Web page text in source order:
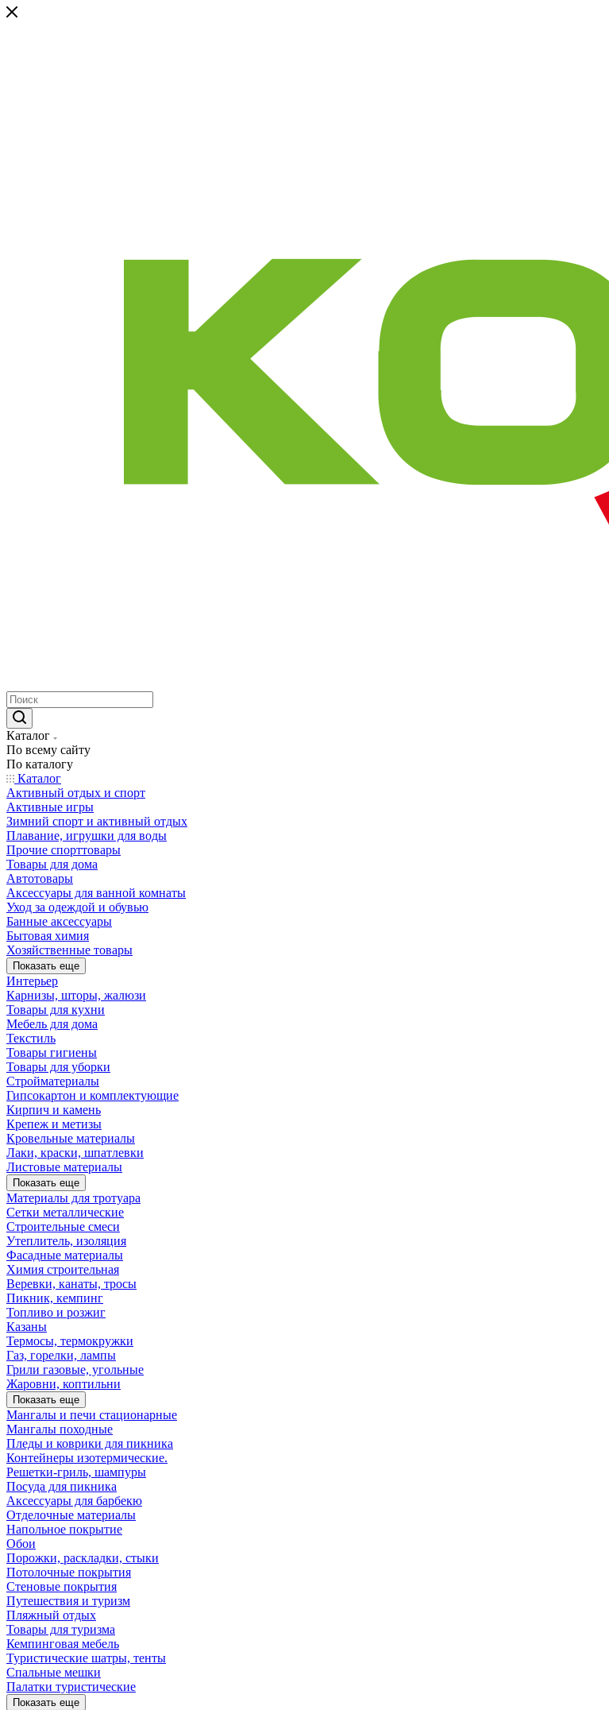
Каталог
По всему сайту
По каталогу
Каталог
Активный отдых и спорт
Активные игры
Зимний спорт и активный отдых
Плавание, игрушки для воды
Прочие спорттовары
Товары для дома
Автотовары
Аксессуары для ванной комнаты
Уход за одеждой и обувью
Банные аксессуары
Бытовая химия
Хозяйственные товары
Показать еще
Интерьер
Карнизы, шторы, жалюзи
Товары для кухни
Мебель для дома
Текстиль
Товары гигиены
Товары для уборки
Стройматериалы
Гипсокартон и комплектующие
Кирпич и камень
Крепеж и метизы
Кровельные материалы
Лаки, краски, шпатлевки
Листовые материалы
Показать еще
Материалы для тротуара
Сетки металлические
Строительные смеси
Утеплитель, изоляция
Фасадные материалы
Химия строительная
Веревки, канаты, тросы
Пикник, кемпинг
Топливо и розжиг
Казаны
Термосы, термокружки
Газ, горелки, лампы
Грили газовые, угольные
Жаровни, коптильни
Показать еще
Мангалы и печи стационарные
Мангалы походные
Пледы и коврики для пикника
Контейнеры изотермические.
Решетки-гриль, шампуры
Посуда для пикника
Аксессуары для барбекю
Отделочные материалы
Напольное покрытие
Обои
Порожки, раскладки, стыки
Потолочные покрытия
Стеновые покрытия
Путешествия и туризм
Пляжный отдых
Товары для туризма
Кемпинговая мебель
Туристические шатры, тенты
Спальные мешки
Палатки туристические
Показать еще